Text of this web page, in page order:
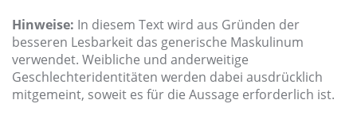
Hinweise: In diesem Text wird aus Gründen der
besseren Lesbarkeit das generische Maskulinum
verwendet. Weibliche und anderweitige
Geschlechteridentitäten werden dabei ausdrücklich
mitgemeint, soweit es für die Aussage erforderlich ist.